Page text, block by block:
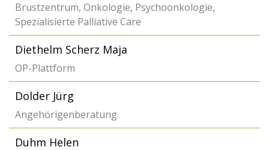
Brustzentrum, Onkologie, Psychoonkologie,
Spezialisierte Palliative Care
Diethelm Scherz Maja
OP-Plattform
Dolder Jürg
Angehörigenberatung
Duhm Helen